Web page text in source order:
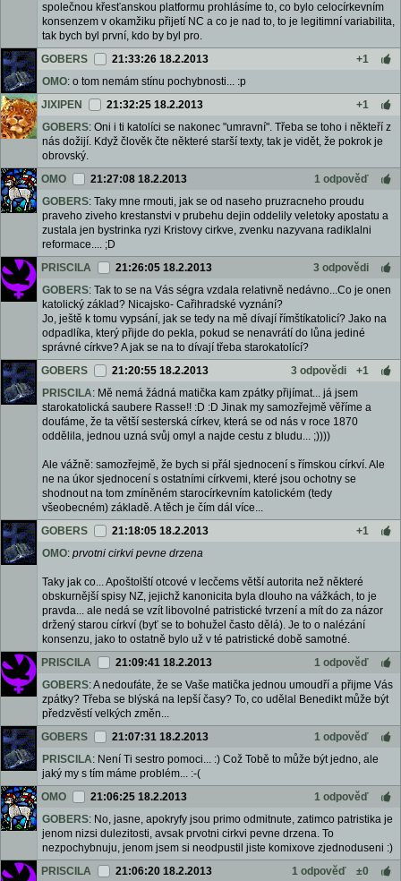
společnou křesťanskou platformu prohlásíme to, co bylo celocírkevním
konsenzem v okamžiku přijetí NC a co je nad to, to je legitimní variabilita,
tak bych byl první, kdo by byl pro.
GOBERS
21:33:26 18.2.2013
+1
OMO: o tom nemám stínu pochybnosti... :p
JIXIPEN
21:32:25 18.2.2013
+1
GOBERS: Oni i ti katolíci se nakonec "umravní". Třeba se toho i někteří z
nás dožijí. Když člověk čte některé starší texty, tak je vidět, že pokrok je
obrovský.
OMO
21:27:08 18.2.2013
1 odpověď
GOBERS: Taky mne rmouti, jak se od naseho pruzracneho proudu
praveho ziveho krestanstvi v prubehu dejin oddelily veletoky apostatu a
zustala jen bystrinka ryzi Kristovy cirkve, zvenku nazyvana radiklalni
reformace.... ;D
PRISCILA
21:26:05 18.2.2013
3 odpovědi
GOBERS: Tak to se na Vás ségra vzdala relativně nedávno...Co je onen
katolický základ? Nicajsko- Cařihradské vyznání?
Jo, ještě k tomu vypsání, jak se tedy na mě dívají římštíkatolicí? Jako na
odpadlíka, který přijde do pekla, pokud se nenavrátí do lůna jediné
správné církve? A jak se na to dívají třeba starokatolící?
GOBERS
21:20:55 18.2.2013 3 odpovědi
+1
PRISCILA: Mě nemá žádná matička kam zpátky přijímat... já jsem
starokatolická saubere Rasse!! :D :D Jinak my samozřejmě věříme a
doufáme, že ta větší sesterská církev, která se od nás v roce 1870
oddělila, jednou uzná svůj omyl a najde cestu z bludu... ;))))
Ale vážně: samozřejmě, že bych si přál sjednocení s římskou církví. Ale
ne na úkor sjednocení s ostatními církvemi, které jsou ochotny se
shodnout na tom zmíněném starocírkevním katolickém (tedy
všeobecném) základě. A těch je čím dál více...
GOBERS
21:18:05 18.2.2013
+1
OMO: prvotni cirkvi pevne drzena
Taky jak co... Apoštolští otcové v lecčems větší autorita než některé
obskurnější spisy NZ, jejichž kanonicita byla dlouho na vážkách, to je
pravda... ale nedá se vzít libovolné patristické tvrzení a mít do za názor
držený starou církví (byť se to bohužel často dělá). Je to o nalézání
konsenzu, jako to ostatně bylo už v té patristické době samotné.
PRISCILA
21:09:41 18.2.2013
1 odpověď
GOBERS: A nedoufáte, že se Vaše matička jednou umoudří a přijme Vás
zpátky? Třeba se blýská na lepší časy? To, co udělal Benedikt může být
předzvěstí velkých změn...
GOBERS
21:07:31 18.2.2013
1 odpověď
PRISCILA: Není Ti sestro pomoci... :) Což Tobě to může být jedno, ale
jaký my s tím máme problém... :-(
OMO
21:06:25 18.2.2013
1 odpověď
GOBERS: No, jasne, apokryfy jsou primo odmitnute, zatimco patristika je
jenom nizsi dulezitosti, avsak prvotni cirkvi pevne drzena. To
nezpochybnuju, jenom jsem si neodpustil jiste komixove zjednoduseni :)
PRISCILA
21:06:20 18.2.2013 1 odpověď
±0